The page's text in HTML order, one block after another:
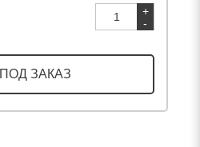
-
+
ПОД ЗАКАЗ